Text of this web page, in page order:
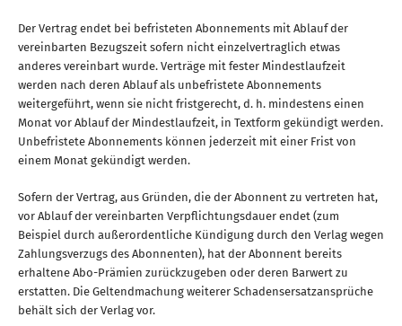
Der Vertrag endet bei befristeten Abonnements mit Ablauf der
vereinbarten Bezugszeit sofern nicht einzelvertraglich etwas
anderes vereinbart wurde. Verträge mit fester Mindestlaufzeit
werden nach deren Ablauf als unbefristete Abonnements
weitergeführt, wenn sie nicht fristgerecht, d. h. mindestens einen
Monat vor Ablauf der Mindestlaufzeit, in Textform gekündigt werden.
Unbefristete Abonnements können jederzeit mit einer Frist von
einem Monat gekündigt werden.
Sofern der Vertrag, aus Gründen, die der Abonnent zu vertreten hat,
vor Ablauf der vereinbarten Verpflichtungsdauer endet (zum
Beispiel durch außerordentliche Kündigung durch den Verlag wegen
Zahlungsverzugs des Abonnenten), hat der Abonnent bereits
erhaltene Abo-Prämien zurückzugeben oder deren Barwert zu
erstatten. Die Geltendmachung weiterer Schadensersatzansprüche
behält sich der Verlag vor.